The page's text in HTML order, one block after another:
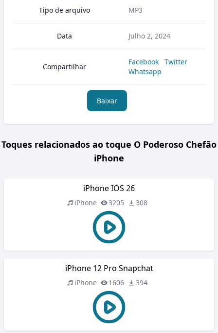
Tipo de arquivo MP3
Data Julho 2, 2024
Compartilhar
Facebook
Twitter
Whatsapp
Baixar
Toques relacionados ao toque O Poderoso Chefão
iPhone
iPhone IOS 26
iPhone 3205 308
iPhone 12 Pro Snapchat
iPhone 1606 394